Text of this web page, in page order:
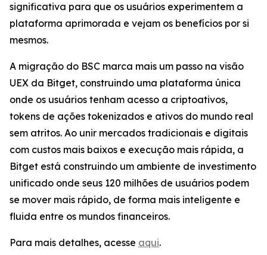
significativa para que os usuários experimentem a
plataforma aprimorada e vejam os benefícios por si
mesmos.
A migração do BSC marca mais um passo na visão
UEX da Bitget, construindo uma plataforma única
onde os usuários tenham acesso a criptoativos,
tokens de ações tokenizados e ativos do mundo real
sem atritos. Ao unir mercados tradicionais e digitais
com custos mais baixos e execução mais rápida, a
Bitget está construindo um ambiente de investimento
unificado onde seus 120 milhões de usuários podem
se mover mais rápido, de forma mais inteligente e
fluida entre os mundos financeiros.
Para mais detalhes, acesse aqui.